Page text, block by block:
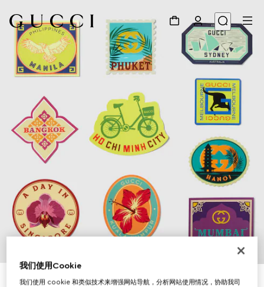
Gucci城市旅行箱包贴
我们使用Cookie
我们使用 cookie 和类似技术来增强网站导航，分析网站使用情况，协助我司